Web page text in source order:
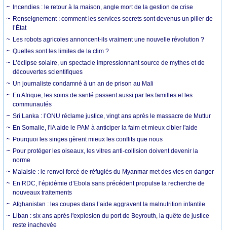
Incendies : le retour à la maison, angle mort de la gestion de crise
Renseignement : comment les services secrets sont devenus un pilier de
l’État
Les robots agricoles annoncent-ils vraiment une nouvelle révolution ?
Quelles sont les limites de la clim ?
L’éclipse solaire, un spectacle impressionnant source de mythes et de
découvertes scientifiques
Un journaliste condamné à un an de prison au Mali
En Afrique, les soins de santé passent aussi par les familles et les
communautés
Sri Lanka : l’ONU réclame justice, vingt ans après le massacre de Muttur
En Somalie, l'IA aide le PAM à anticiper la faim et mieux cibler l'aide
Pourquoi les singes gèrent mieux les conflits que nous
Pour protéger les oiseaux, les vitres anti-collision doivent devenir la
norme
Malaisie : le renvoi forcé de réfugiés du Myanmar met des vies en danger
En RDC, l’épidémie d’Ebola sans précédent propulse la recherche de
nouveaux traitements
Afghanistan : les coupes dans l’aide aggravent la malnutrition infantile
Liban : six ans après l'explosion du port de Beyrouth, la quête de justice
reste inachevée